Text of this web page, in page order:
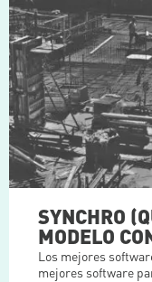
SYNCHRO
MODELO
Los mejores
mejores software